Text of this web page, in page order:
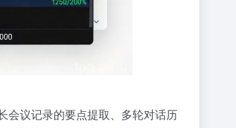
会议记录的要点提取、多轮对话历